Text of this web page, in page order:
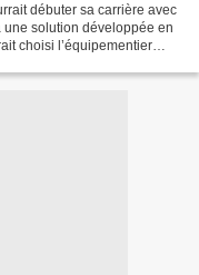
débuter sa carrière avec
solution développée en
choisi l’équipementier